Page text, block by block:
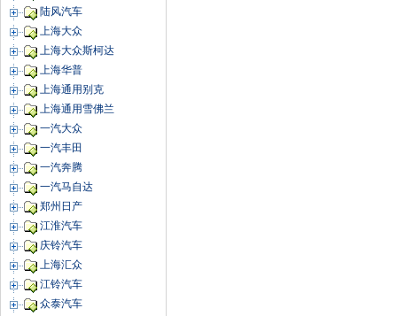
陆风汽车
上海大众
上海大众斯柯达
上海华普
上海通用别克
上海通用雪佛兰
一汽大众
一汽丰田
一汽奔腾
一汽马自达
郑州日产
江淮汽车
庆铃汽车
上海汇众
江铃汽车
众泰汽车